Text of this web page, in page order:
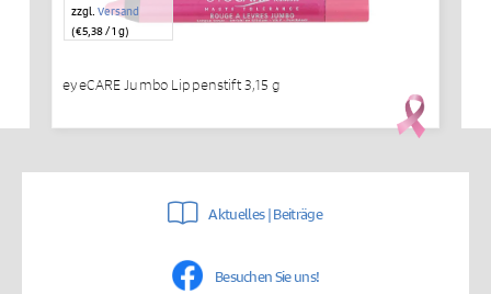
zzgl. Versand
(€5,38/ 1 g)
eyeCARE Jumbo Lippenstift 3,15 g
Aktuelles | Beiträge
Besuchen Sie uns!